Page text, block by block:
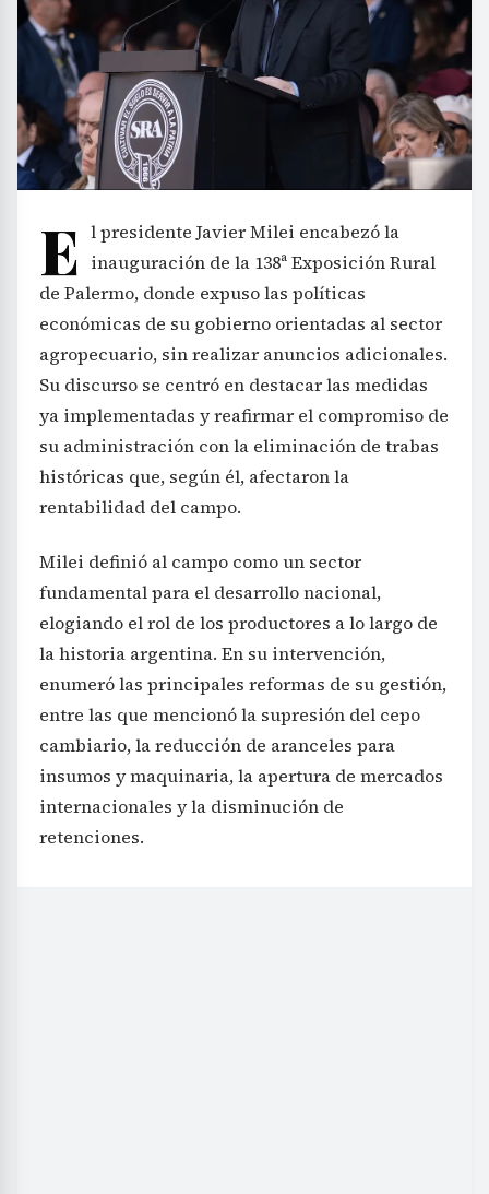
E l presidente Javier Milei encabezó la
inauguración de la 138ª Exposición Rural
de Palermo, donde expuso las políticas
económicas de su gobierno orientadas al sector
agropecuario, sin realizar anuncios adicionales.
Su discurso se centró en destacar las medidas
ya implementadas y reafirmar el compromiso de
su administración con la eliminación de trabas
históricas que, según él, afectaron la
rentabilidad del campo.
Milei definió al campo como un sector
fundamental para el desarrollo nacional,
elogiando el rol de los productores a lo largo de
la historia argentina. En su intervención,
enumeró las principales reformas de su gestión,
entre las que mencionó la supresión del cepo
cambiario, la reducción de aranceles para
insumos y maquinaria, la apertura de mercados
internacionales y la disminución de
retenciones.